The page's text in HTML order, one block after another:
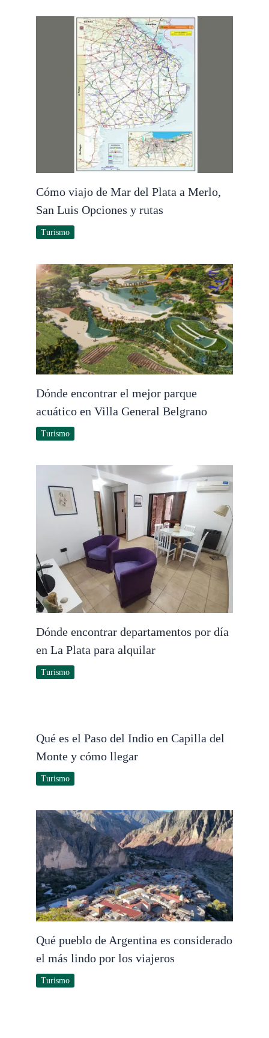
Cómo viajo de Mar del Plata a Merlo,
San Luis Opciones y rutas
Turismo
Dónde encontrar el mejor parque
acuático en Villa General Belgrano
Turismo
Dónde encontrar departamentos por día
en La Plata para alquilar
Turismo
Qué es el Paso del Indio en Capilla del
Monte y cómo llegar
Turismo
Qué pueblo de Argentina es considerado
el más lindo por los viajeros
Turismo